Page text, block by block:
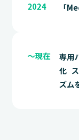
2024 「
〜現在
専用
化 ス
ズム